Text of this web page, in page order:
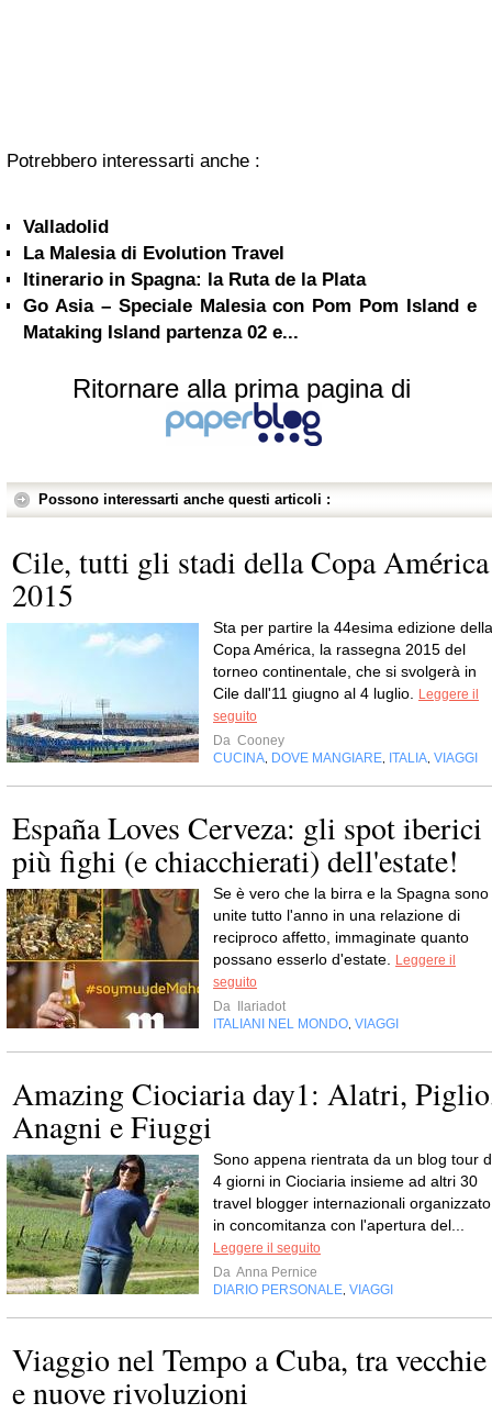
Potrebbero interessarti anche :
Valladolid
La Malesia di Evolution Travel
Itinerario in Spagna: la Ruta de la Plata
Go Asia – Speciale Malesia con Pom Pom Island e
Mataking Island partenza 02 e...
Ritornare alla prima pagina di
Possono interessarti anche questi articoli :
Cile, tutti gli stadi della Copa América
2015
Sta per partire la 44esima edizione della
Copa América, la rassegna 2015 del
torneo continentale, che si svolgerà in
Cile dall'11 giugno al 4 luglio.
Leggere il
seguito
Da Cooney
CUCINA DOVE MANGIARE ITALIA VIAGGI
España Loves Cerveza: gli spot iberici
più fighi (e chiacchierati) dell'estate!
Se è vero che la birra e la Spagna sono
unite tutto l'anno in una relazione di
reciproco affetto, immaginate quanto
possano esserlo d'estate.
Leggere il
seguito
Da Ilariadot
ITALIANI NEL MONDO VIAGGI
Amazing Ciociaria day1: Alatri,
Anagni e Fiuggi
Sono appena rientrata da un blog tour
4 giorni in Ciociaria insieme ad altri 30
travel blogger internazionali organizzato
in concomitanza con l'apertura del...
Leggere il seguito
Da Anna Pernice
DIARIO PERSONALE VIAGGI
Viaggio nel Tempo a Cuba, tra vecchie
e nuove rivoluzioni